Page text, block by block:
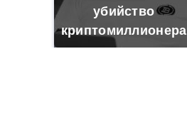
убийство
криптомиллионера